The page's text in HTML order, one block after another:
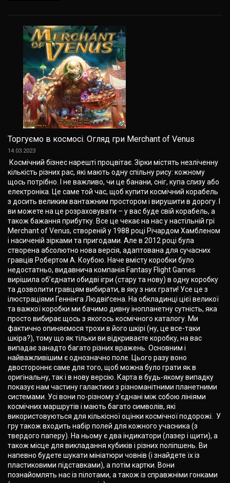
Торгуємо в космосі. Огляд гри Merchant of Venus
14.03.2023
Космічний бізнес нарешті процвітає. Зірки містять незліченну
кількість різних рас, які мають одну спільну рису: кожному
щось потрібно. І не важливо, чи це банани, сніг, купа слизу або
електроніка. Це саме той час, щоб купити космічний корабель
з досить великим вантажним простором і вирушити в дорогу. І
ви можете на це розраховувати – у вас буде свій корабель, а
також бажання прибутку. Все це чекає на нас у настільній грі
Merchant of Venus, створеній у 1988 році Річардом Хамбленом
і насиченій зірками та пригодами. Але в 2012 році була
створена абсолютно нова версія, адаптована для сучасних
гравців Робертом А. Коубою. Наче вмісту коробки було
недостатньо, видавнича компанія Fantasy Flight Games
вирішила об’єднати обидві ігри (стару та нову) в одну коробку
та дозволити гравцям вибирати, в яку з них грати! Усе це з
ілюстраціями Геннінга Людвіґсена. На обкладинці цієї великої
та важкої коробки ми бачимо дивну інопланетну сутність, яка
просто вибирає щось з якогось космічного каталогу. Ми
фактично опиняємося трохи в його шкірі (ну, це все-таки
шкіра?), тому що як тільки ви відкриваєте коробку, на вас
випадає занадто багато різних вражень. Основним і
найважливішим є однозначно поле. Цього разу воно
двостороннє саме для того, щоб можна було грати як в
оригінальну, так і в нову версію. Карта в будь-якому випадку
показує нам частину галактики з різноманітними планетними
системами. Усі вони по-різному з’єднані між собою лініями
космічних маршрутів і мають багато символів, які
використовуються для кількісної оцінки космічної подорожі. У
гру також входить набір полей для кожного учасника (з
твердого паперу). На ньому є два індикатори (лазер і щити), а
також місце для викладання кубиків і різних поліпшень. Ви
напевно будете шукати мініатюри човнів (і знайдете їх із
пластиковими підставками), а потім картки. Вони
познайомлять нас із пілотами, а також із справжніми гонками